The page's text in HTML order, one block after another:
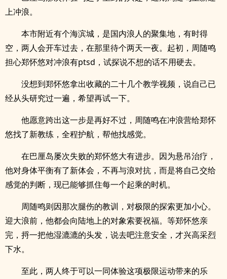
上冲浪。
本市附近有个海滨城，是国内浪人的聚集地，有时得
空，两人会开车过去，在那里待个两天一夜。起初，周随鸣
担心郑怀悠对冲浪有ptsd，试探说不想的话不用硬去。
没想到郑怀悠拿出收藏的二十几个教学视频，说自己已
经从头研究过一遍，希望再试一下。
他愿意跨出这一步是再好不过，周随鸣在冲浪营给郑怀
悠找了新教练，全程护航，帮他找感觉。
在巴厘岛屡次失败的郑怀悠大有进步。因为悬吊治疗，
他对身体平衡有了新体会，不再与浪对抗，而是将自己交给
感觉的判断，现已能够抓住每一个起乘的时机。
周随鸣则因那次腿伤的教训，对极限的探索更加小心。
迎大浪前，他都会向陆地上的对象索要祝福。等郑怀悠亲
完，捋一把他湿漉漉的头发，说去吧注意安全，才兴高采烈
下水。
至此，两人终于可以一同体验这项极限运动带来的乐